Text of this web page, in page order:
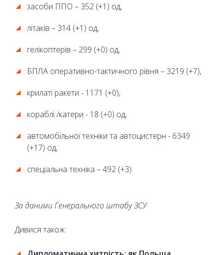
засоби ППО – 352 (+1) од,
літаків – 314 (+1) од,
гелікоптерів – 299 (+0) од,
БПЛА оперативно-тактичного рівня – 3219 (+7),
крилаті ракети - 1171 (+0),
кораблі /катери - 18 (+0) од,
автомобільної техніки та автоцистерн - 6349
(+17) од,
спеціальна техніка – 492 (+3).
За данимиГенерального штабу ЗСУ
Дивися також: